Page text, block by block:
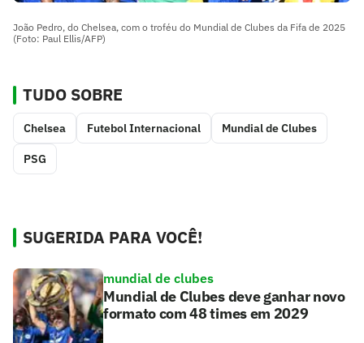
João Pedro, do Chelsea, com o troféu do Mundial de Clubes da Fifa de 2025
(Foto: Paul Ellis/AFP)
TUDO SOBRE
Chelsea Futebol Internacional Mundial de Clubes
PSG
SUGERIDA PARA VOCÊ!
mundial de clubes
Mundial de Clubes deve ganhar novo
formato com 48 times em 2029